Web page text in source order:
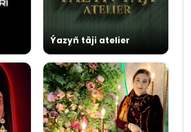
Ýazyň täji atelier